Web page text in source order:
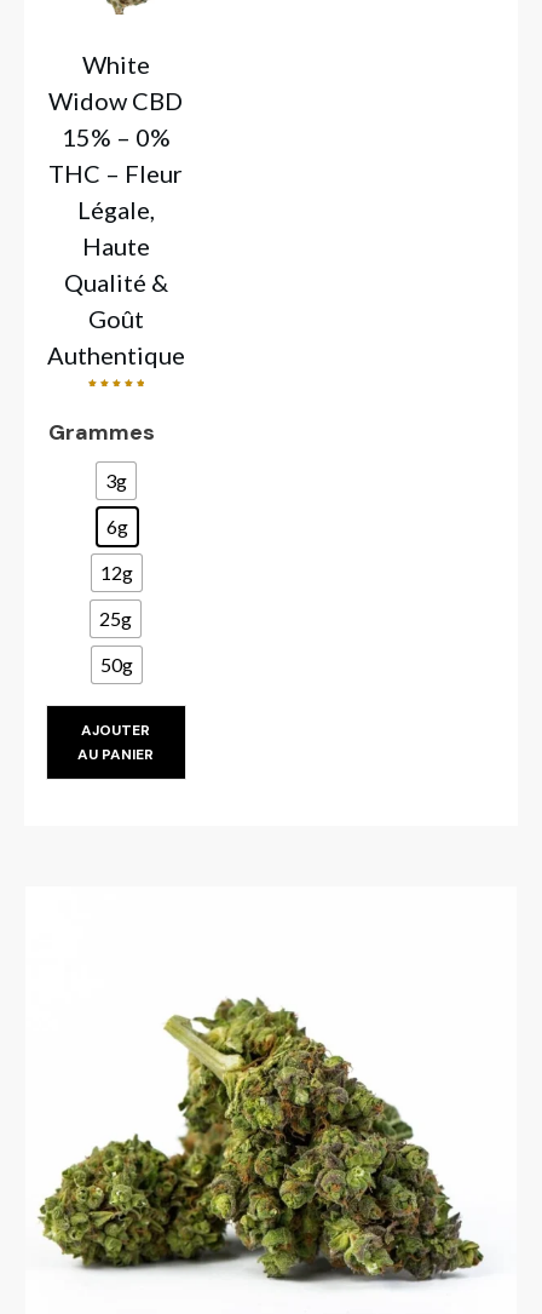
White
Widow CBD
15% – 0%
THC – Fleur
Légale,
Haute
Qualité &
Goût
Authentique
Grammes
3g
6g
12g
25g
50g
AJOUTER
AU PANIER